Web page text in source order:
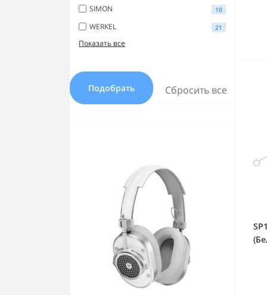
SIMON 10
WERKEL 21
Показать все
Подобрать Сбросить все